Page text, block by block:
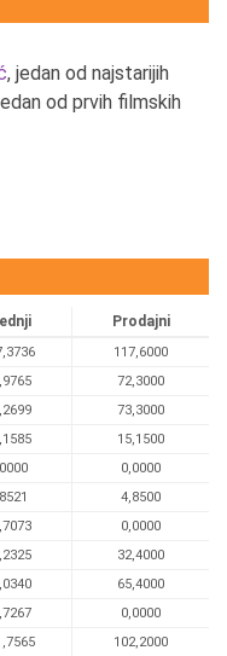
, jedan od najstarijih
od prvih filmskih
Prodajni
117,6000
72,3000
73,3000
15,1500
0,0000
4,8500
0,0000
32,4000
65,4000
0,0000
102,2000